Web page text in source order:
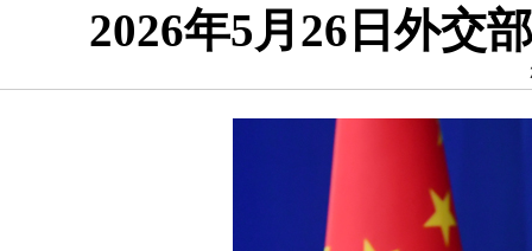
2026年5月26日外交